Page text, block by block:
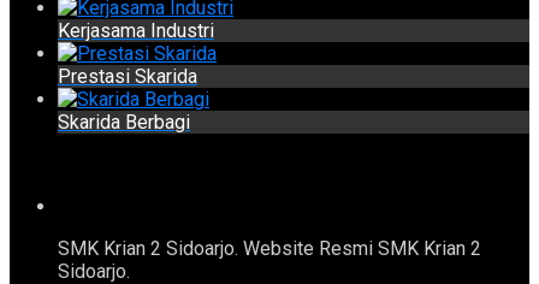
Kerjasama Industri
Prestasi Skarida
Skarida Berbagi
SMK Krian 2 Sidoarjo. Website Resmi SMK Krian 2
Sidoarjo.